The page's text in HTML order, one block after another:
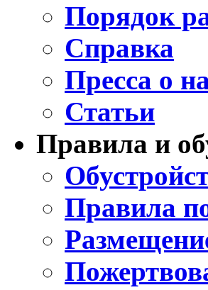
Порядок
Справка
Пресса о
Статьи
Правила и
Правила